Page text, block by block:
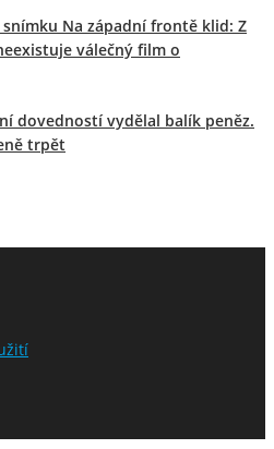
Na západní frontě klid: Z
válečný film o
dovedností vydělal balík peněz.
trpět